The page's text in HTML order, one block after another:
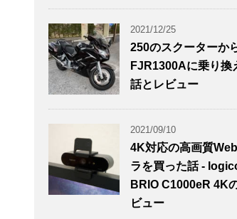
2021/12/25
250のスクーターか
FJR1300Aに乗り換
話とレビュー
2021/09/10
4K対応の高画質
ラを買った話 -
BRIO C1000eR 4K
ビュー